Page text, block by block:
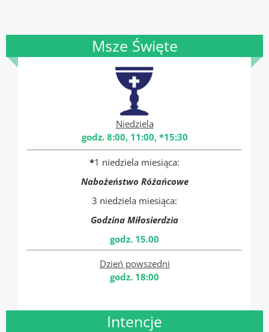
Msze Święte
Niedziela
godz. 8:00, 11:00, *15:30
*1 niedziela miesiąca:
Nabożeństwo Różańcowe
3 niedziela miesiąca:
Godzina Miłosierdzia
godz. 15.00
Dzień powszedni
godz. 18:00
Intencje